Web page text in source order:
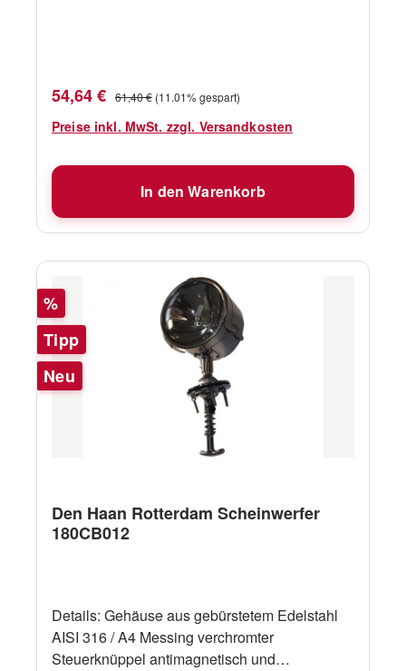
Verkaufspreis:
54,64 € Regulärer Preis:
61,40 € (11.01% gespart)
Preise inkl. MwSt. zzgl. Versandkosten
In den Warenkorb
Rabatt
%
Tipp
Neu
Den Haan Rotterdam Scheinwerfer
180CB012
Details: Gehäuse aus gebürstetem Edelstahl
AISI 316 / A4 Messing verchromter
Steuerknüppel antimagnetisch und